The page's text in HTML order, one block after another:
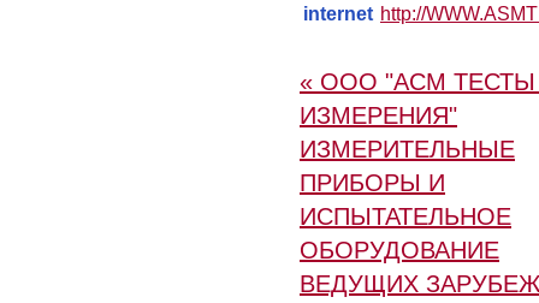
internet http://
« ООО "АСМ
ИЗМЕРЕНИЯ"
ИЗМЕРИТЕЛЬНЫЕ
ПРИБОРЫ И
ИСПЫТАТЕЛЬНОЕ
ОБОРУДОВАНИЕ
ВЕДУЩИХ